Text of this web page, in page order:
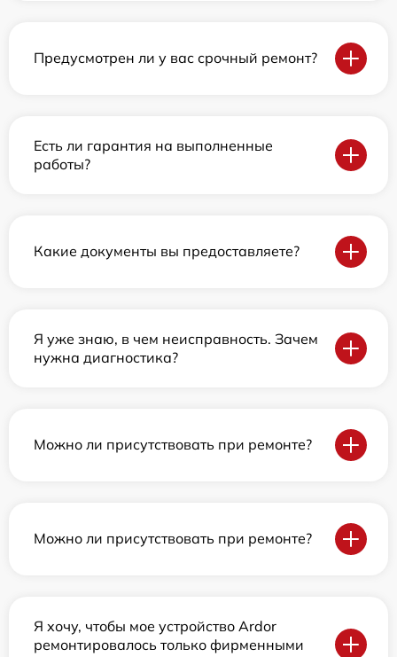
Предусмотрен ли у вас срочный ремонт?
Есть ли гарантия на выполненные
работы?
Какие документы вы предоставляете?
Я уже знаю, в чем неисправность. Зачем
нужна диагностика?
Можно ли присутствовать при ремонте?
Можно ли присутствовать при ремонте?
Я хочу, чтобы мое устройство Ardor
ремонтировалось только фирменными